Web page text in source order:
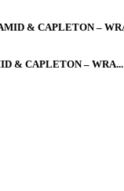
& CAPLETON – WRA...